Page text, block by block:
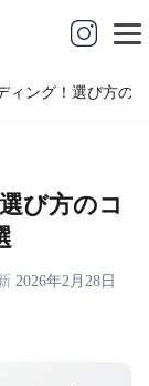
ィング！選び方の
び方のコ
2026年2月28日